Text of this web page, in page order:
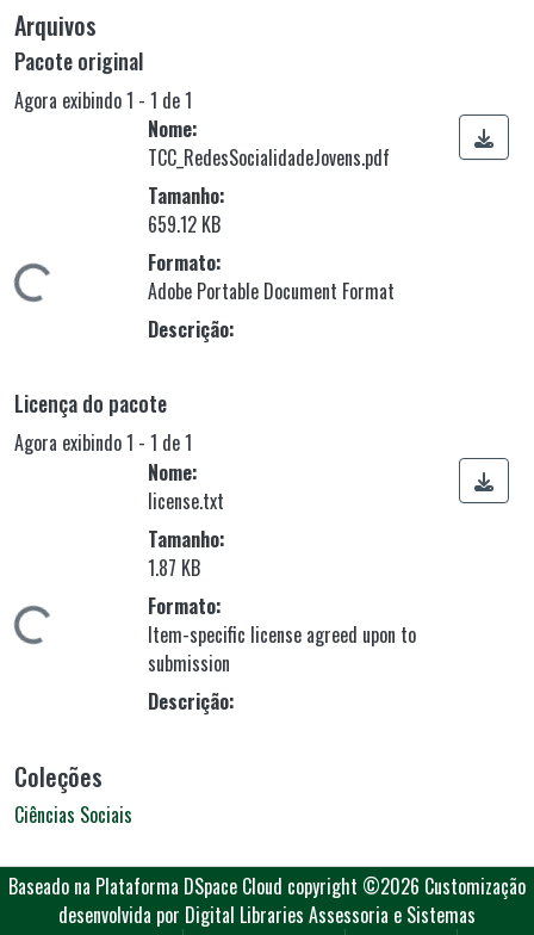
Arquivos
Pacote original
Agora exibindo1 - 1 de 1
Nome:
TCC_RedesSocialidadeJovens.pdf
Tamanho:
659.12 KB
Formato:
Adobe Portable Document Format
Descrição:
Licença do pacote
Agora exibindo1 - 1 de 1
Nome:
license.txt
Tamanho:
1.87 KB
Formato:
Item-specific license agreed upon to
submission
Descrição:
Coleções
Ciências Sociais
Baseado na Plataforma DSpace Cloud copyright ©2026 Customização
desenvolvida por Digital Libraries Assessoria e Sistemas